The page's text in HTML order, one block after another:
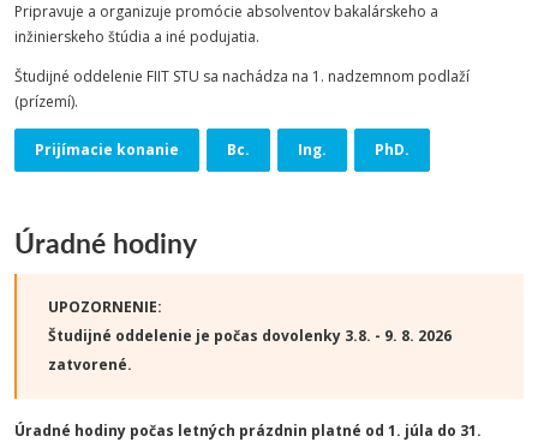
Pripravuje a organizuje promócie absolventov bakalárskeho a
inžinierskeho štúdia a iné podujatia.
Študijné oddelenie FIIT STU sa nachádza na 1. nadzemnom podlaží
(prízemí).
Prijímacie konanie Bc. Ing. PhD.
Úradné hodiny
UPOZORNENIE:
Študijné oddelenie je počas dovolenky 3.8. - 9. 8. 2026
zatvorené.
Úradné hodiny počas letných prázdnin platné od 1. júla do 31.